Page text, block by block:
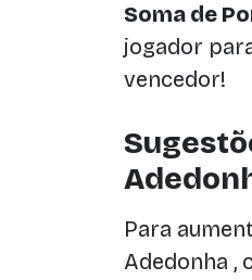
Soma de
jogador
vencedor!
Para
Adedonha ,